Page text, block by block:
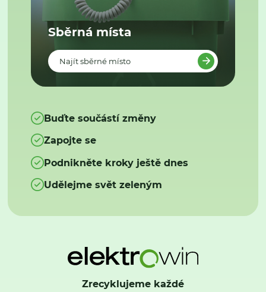
Sběrná místa
Najít sběrné místo
Buďte součástí změny
Zapojte se
Podnikněte kroky ještě dnes
Udělejme svět zeleným
Zrecyklujeme každé